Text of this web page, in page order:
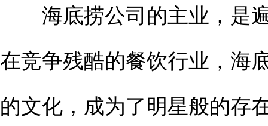
海底捞公司的主业，是
在竞争残酷的餐饮行业，海
的文化，成为了明星般的存